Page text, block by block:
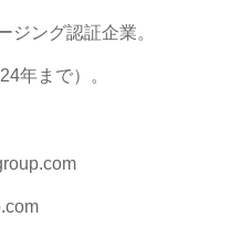
ジング認証企業。
年まで）。